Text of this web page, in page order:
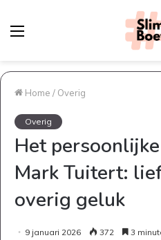
Home / Overig
Overig
Het
Mark Tuitert:
overig geluk
9 januari 2026 372 3